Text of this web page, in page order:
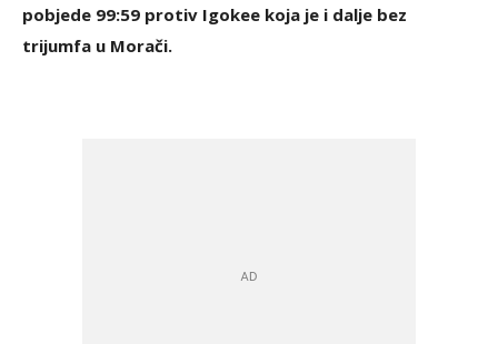
pobjede 99:59 protiv Igokee koja je i dalje bez
trijumfa u Morači.